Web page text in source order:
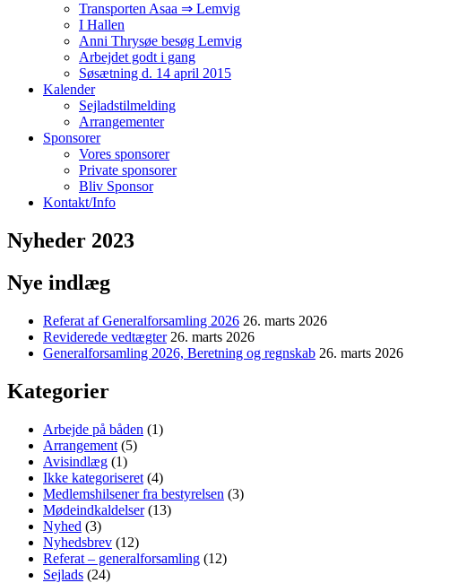
Transporten Asaa ⇒ Lemvig
I Hallen
Anni Thrysøe besøg Lemvig
Arbejdet godt i gang
Søsætning d. 14 april 2015
Kalender
Sejladstilmelding
Arrangementer
Sponsorer
Vores sponsorer
Private sponsorer
Bliv Sponsor
Kontakt/Info
Nyheder 2023
Nye indlæg
Referat af Generalforsamling 2026 26. marts 2026
Reviderede vedtægter 26. marts 2026
Generalforsamling 2026, Beretning og regnskab 26. marts 2026
Kategorier
Arbejde på båden (1)
Arrangement (5)
Avisindlæg (1)
Ikke kategoriseret (4)
Medlemshilsener fra bestyrelsen (3)
Mødeindkaldelser(13)
Nyhed (3)
Nyhedsbrev (12)
Referat – generalforsamling (12)
Sejlads (24)